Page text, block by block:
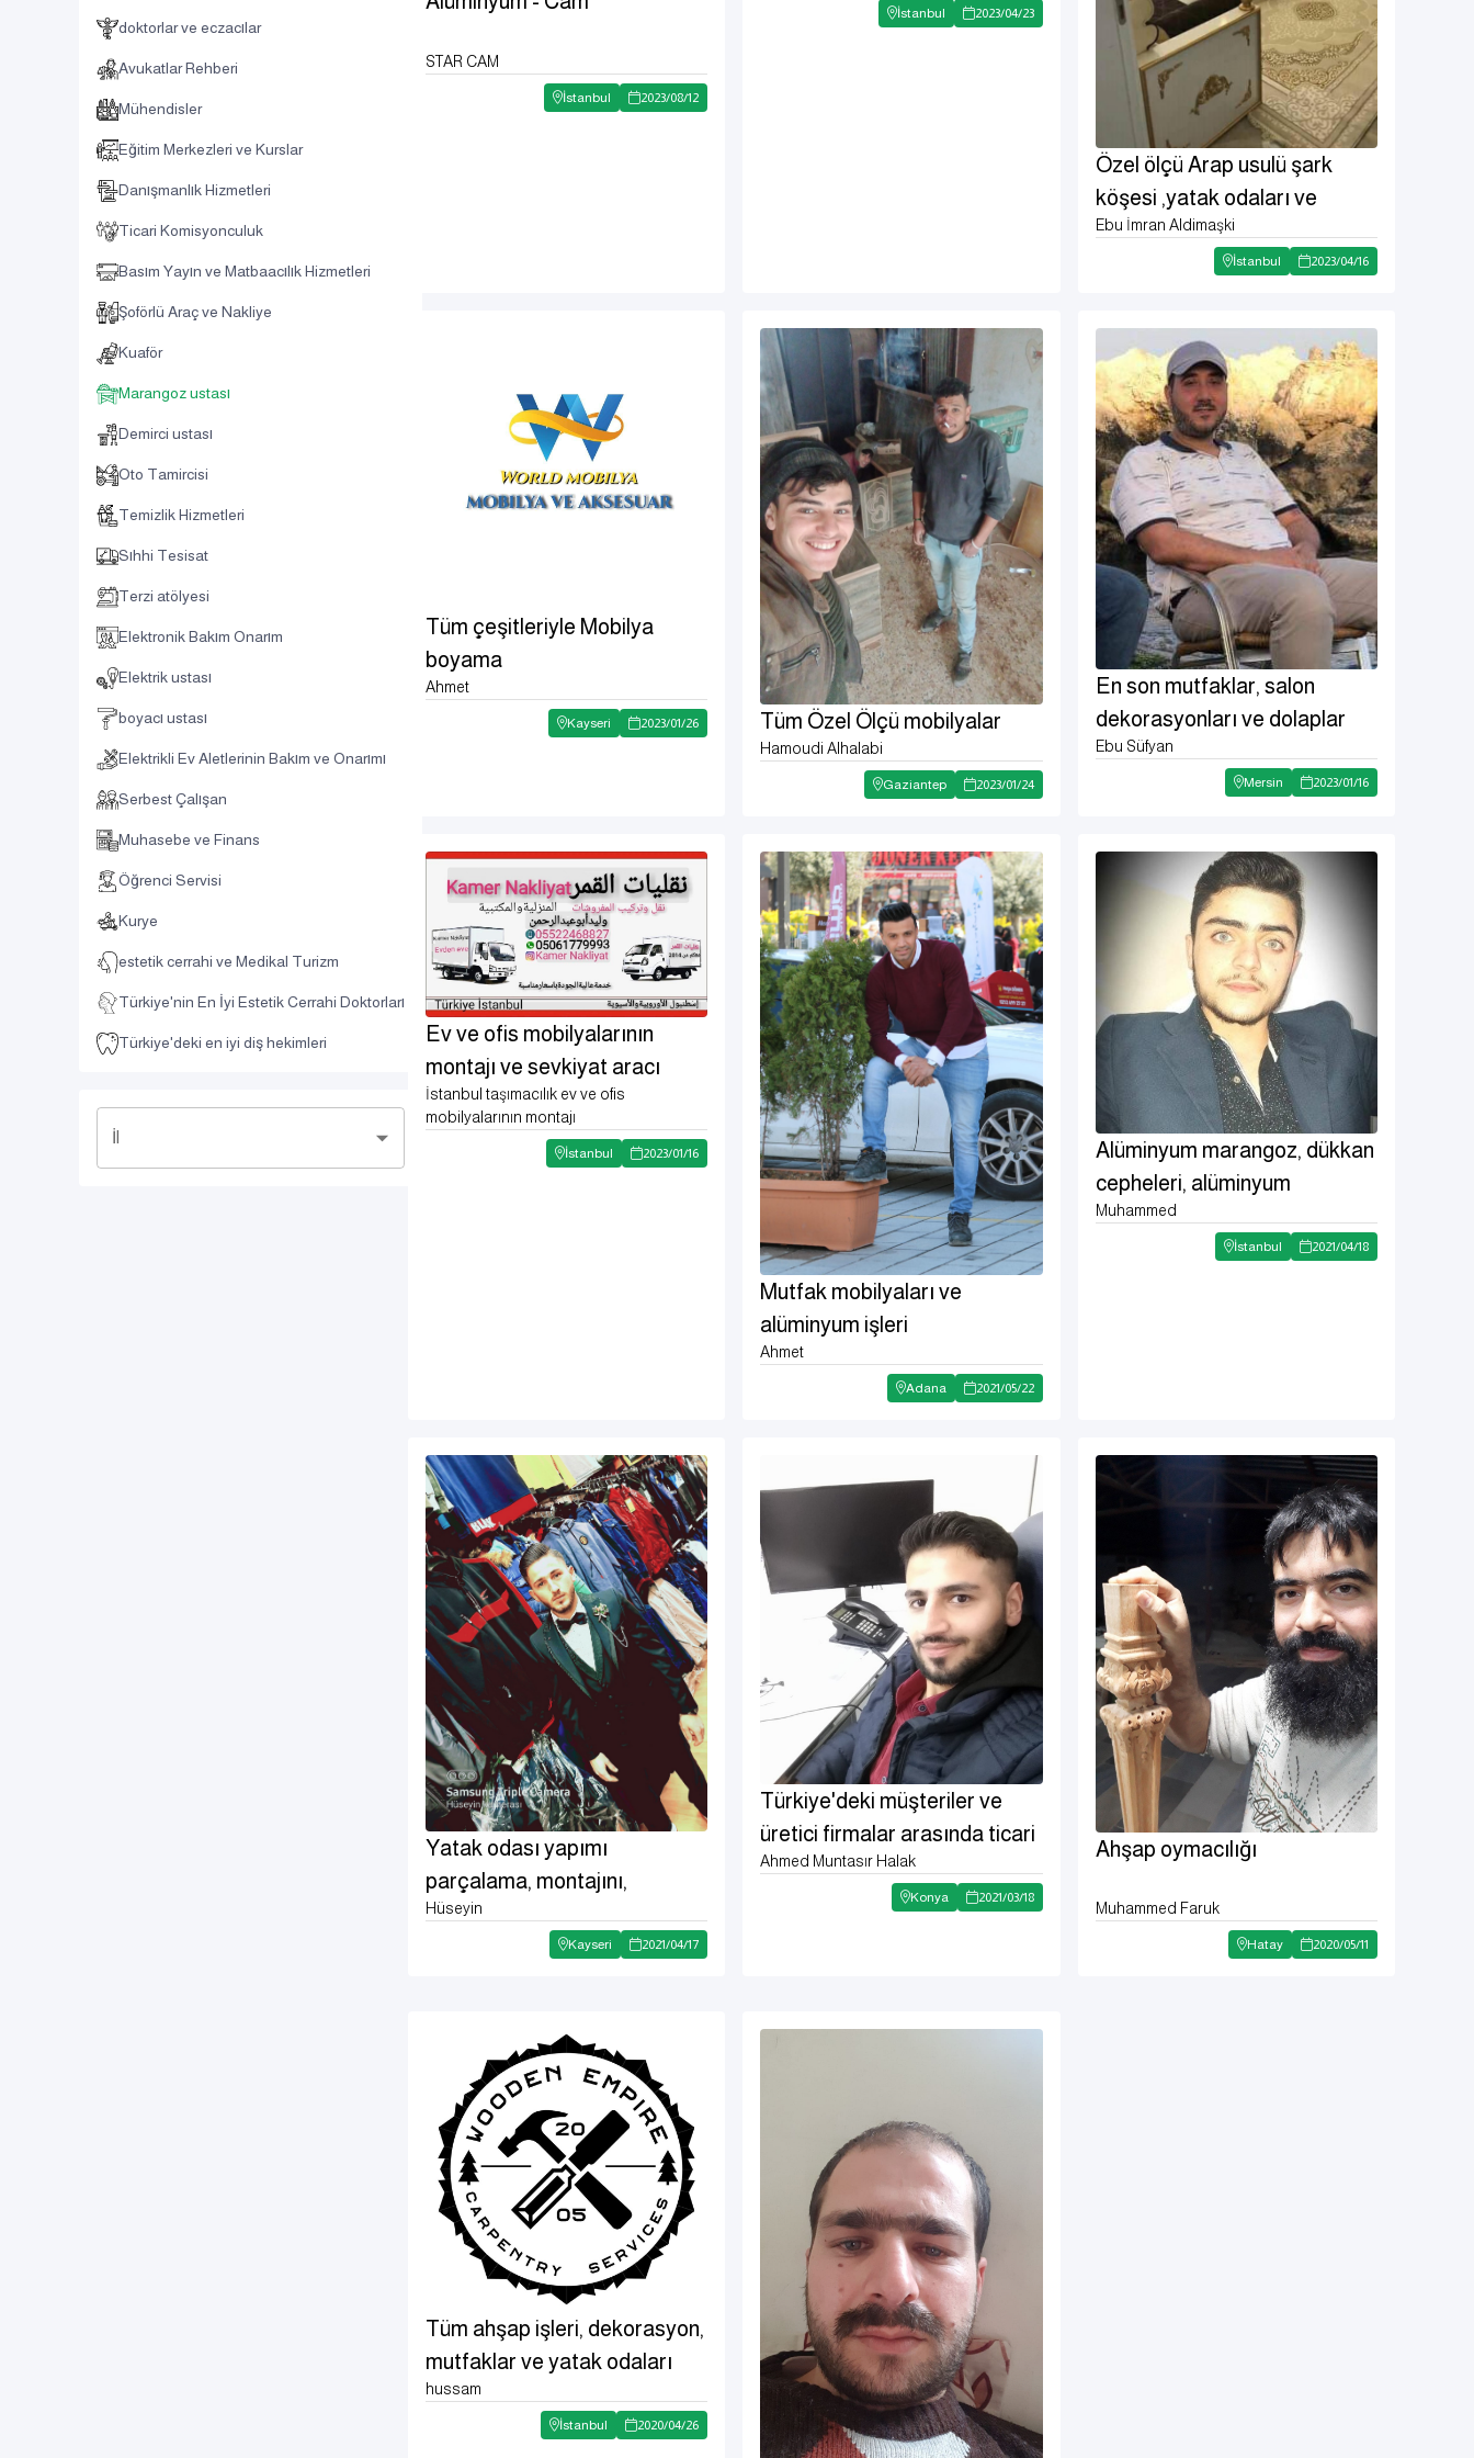
doktorlar ve eczacılar
Avukatlar Rehberi
Mühendisler
Eğitim Merkezleri ve Kurslar
Danışmanlık Hizmetleri
Ticari Komisyonculuk
Basım Yayın ve Matbaacılık Hizmetleri
Şoförlü Araç ve Nakliye
Kuaför
Marangoz ustası
Demirci ustası
Oto Tamircisi
Temizlik Hizmetleri
Sıhhi Tesisat
Terzi atölyesi
Elektronik Bakım Onarım
Elektrik ustası
boyacı ustası
Elektrikli Ev Aletlerinin Bakım ve Onarımı
Serbest Çalışan
Muhasebe ve Finans
Öğrenci Servisi
Kurye
estetik cerrahi ve Medikal Turizm
Türkiye'nin En İyi Estetik Cerrahi Doktorları
Türkiye'deki en iyi diş hekimleri
İl
STAR CAM
İstanbul 2023/08/12
İstanbul 2023/04/23
Özel ölçü Arap usulü şark
köşesi ,yatak odaları ve
mutfaklar
Ebu İmran Aldimaşki
İstanbul 2023/04/16
Tüm çeşitleriyle Mobilya
boyama
Ahmet
Kayseri 2023/01/26 Tüm Özel Ölçü mobilyalar
Hamoudi Alhalabi
Gaziantep 2023/01/24
En son mutfaklar, salon
dekorasyonları ve dolaplar
Ebu Süfyan
Mersin 2023/01/16
Ev ve ofis mobilyalarının
montajı ve sevkiyat aracı
İstanbul taşımacılık ev ve ofis
mobilyalarının montajı
İstanbul 2023/01/16
Mutfak mobilyaları ve
alüminyum işleri
Ahmet
Adana 2021/05/22
Alüminyum marangoz, dükkan
cepheleri, alüminyum
çekmeceler
Muhammed
İstanbul 2021/04/18
Yatak odası yapımı
parçalama, montajını,
tasarımları
Hüseyin
Kayseri 2021/04/17
Türkiye'deki müşteriler ve
üretici firmalar arasında ticari
komisyoncu
Ahmed Muntasır Halak
Konya 2021/03/18
Ahşap oymacılığı
Muhammed Faruk
Hatay 2020/05/11
Tüm ahşap işleri, dekorasyon,
mutfaklar ve yatak odaları
hussam
İstanbul 2020/04/26